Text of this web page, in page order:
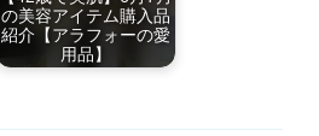
の美容アイテム購入品
紹介【アラフォーの愛
用品】